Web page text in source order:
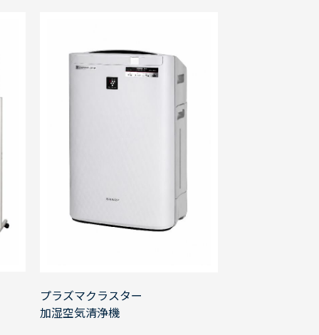
プラズマクラスター
加湿空気清浄機